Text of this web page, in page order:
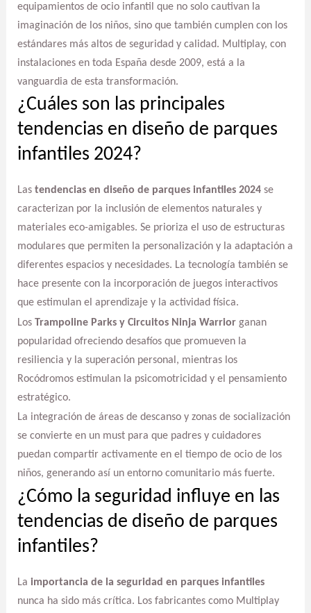
equipamientos de ocio infantil que no solo cautivan la
imaginación de los niños, sino que también cumplen con los
estándares más altos de seguridad y calidad. Multiplay, con
instalaciones en toda España desde 2009, está a la
vanguardia de esta transformación.
¿Cuáles son las principales
tendencias en diseño de parques
infantiles 2024?
Las tendencias en diseño de parques infantiles 2024se
caracterizan por la inclusión de elementos naturales y
materiales eco-amigables. Se prioriza el uso de estructuras
modulares que permiten la personalización y la adaptación a
diferentes espacios y necesidades. La tecnología también se
hace presente con la incorporación de juegos interactivos
que estimulan el aprendizaje y la actividad física.
Los Trampoline Parks y Circuitos Ninja Warriorganan
popularidad ofreciendo desafíos que promueven la
resiliencia y la superación personal, mientras los
Rocódromos estimulan la psicomotricidad y el pensamiento
estratégico.
La integración de áreas de descanso y zonas de socialización
se convierte en un must para que padres y cuidadores
puedan compartir activamente en el tiempo de ocio de los
niños, generando así un entorno comunitario más fuerte.
¿Cómo la seguridad influye en las
tendencias de diseño de parques
infantiles?
La importancia de la seguridad en parques infantiles
nunca ha sido más crítica. Los fabricantes como Multiplay